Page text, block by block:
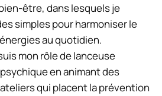
être, dans lesquels je
simples pour harmoniser le
au quotidien.
mon rôle de lanceuse
en animant des
qui placent la prévention